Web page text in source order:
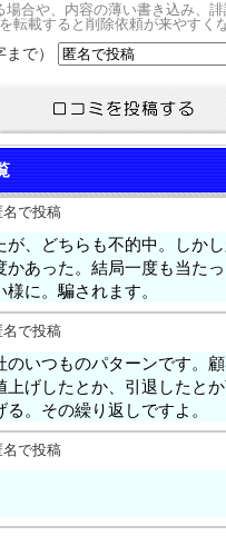
場合や、内容の薄い書き込み、
転載すると削除依頼が来やすく
で）
名で投稿
が、どちらも不的中。しか
かあった。結局一度も当た
に。騙されます。
名で投稿
のいつものパターンです。
げしたとか、引退したと
。その繰り返しですよ。
名で投稿